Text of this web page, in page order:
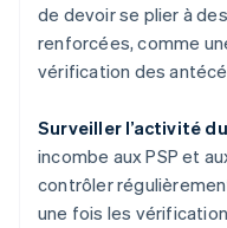
de devoir se plier à
renforcées, comme
vérification des
Surveiller l’activité
incombe aux PSP et
contrôler
une fois les